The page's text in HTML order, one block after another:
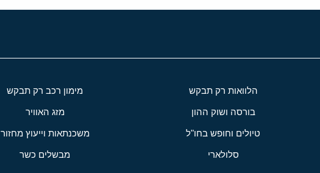
הלוואות רק תבקש מימון רכב רק תבקש
בורסה ושוק ההון מזג האוויר
טיולים וחופש בחו"ל משכנתאות וייעוץ מחזור
סלולארי מבשלים כשר